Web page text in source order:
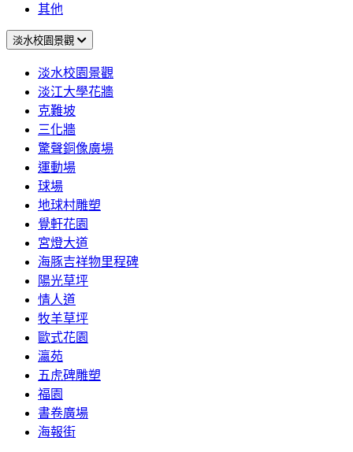
其他
淡水校園景觀
淡水校園景觀
淡江大學花牆
克難坡
三化牆
驚聲銅像廣場
運動場
球場
地球村雕塑
覺軒花園
宮燈大道
海豚吉祥物里程碑
陽光草坪
情人道
牧羊草坪
歐式花園
瀛苑
五虎碑雕塑
福園
書卷廣場
海報街